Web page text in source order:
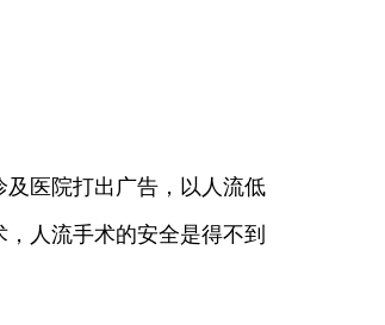
医院打出广告，以人流低
人流手术的安全是得不到